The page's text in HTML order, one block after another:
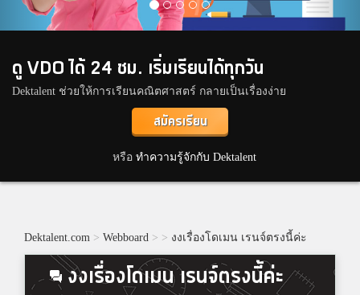
ดู VDO ได้ 24 ชม. เริ่มเรียนได้ทุกวัน
Dektalent ช่วยให้การเรียนคณิตศาสตร์ กลายเป็นเรื่องง่าย
สมัครเรียน
หรือ ทำความรู้จักกับ Dektalent
Dektalent.com > Webboard > > งงเรื่องโดเมน เรนจ์ตรงนี้ค่ะ
งงเรื่องโดเมน เรนจ์ตรงนี้ค่ะ